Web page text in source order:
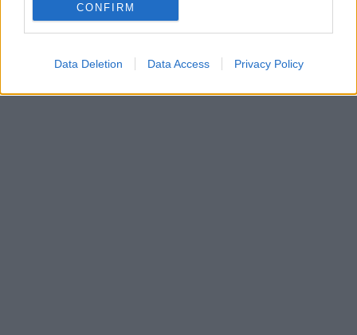
CONFIRM
Data Deletion Data Access Privacy Policy